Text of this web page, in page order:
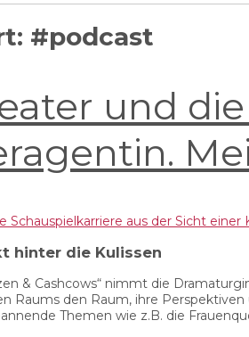
#podcast
und
hinter die Kulissen
& Cashcows“ nimmt die
Raums den Raum, ihre
Themen wie z.B. die